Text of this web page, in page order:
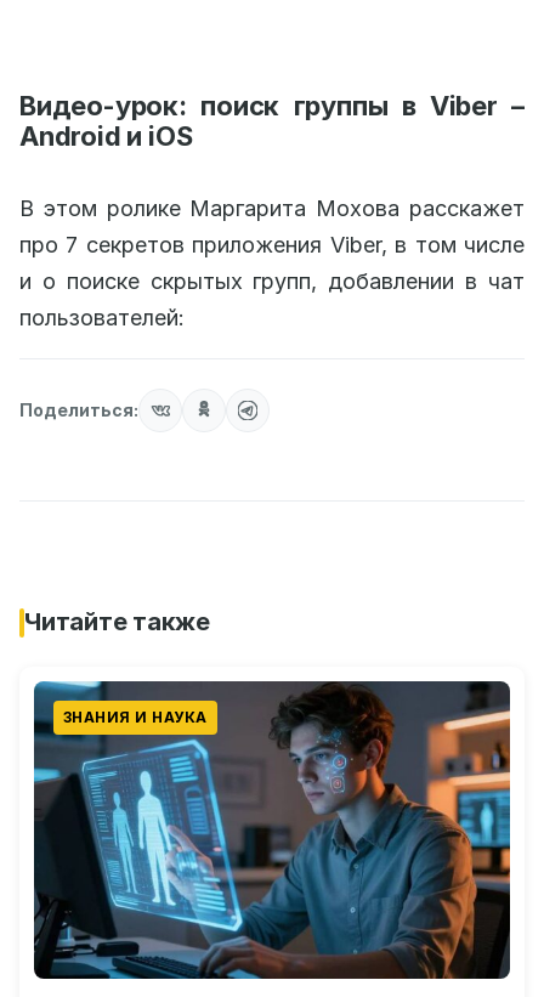
Видео-урок: поиск группы в Viber –
Android и iOS
В этом ролике Маргарита Мохова расскажет
про 7 секретов приложения Viber, в том числе
и о поиске скрытых групп, добавлении в чат
пользователей:
Поделиться:
Читайте также
ЗНАНИЯ И НАУКА